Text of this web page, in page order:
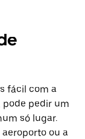
fácil com a
pode pedir um
só lugar.
ou a